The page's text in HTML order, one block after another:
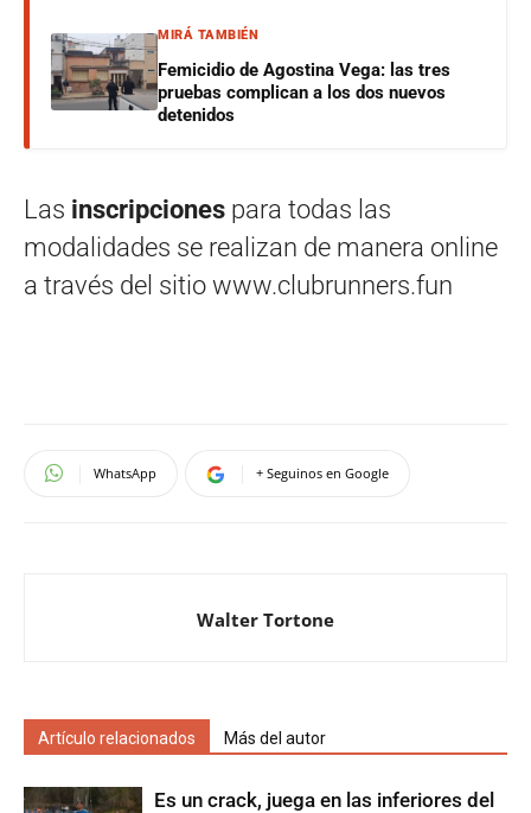
MIRÁ TAMBIÉN
Femicidio de Agostina Vega: las tres
pruebas complican a los dos nuevos
detenidos
Las inscripciones para todas las
modalidades se realizan de manera online
a través del sitio www.clubrunners.fun
WhatsApp + Seguinos en Google
Walter Tortone
Artículo relacionados Más del autor
Es un crack, juega en las inferiores del